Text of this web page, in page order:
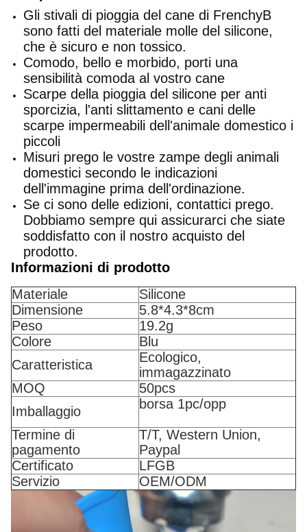
Gli stivali di pioggia del cane di FrenchyB
sono fatti del materiale molle del silicone,
che è sicuro e non tossico.
Comodo, bello e morbido, porti una
sensibilità comoda al vostro cane
Scarpe della pioggia del silicone per anti
sporcizia, l'anti slittamento e cani delle
scarpe impermeabili dell'animale domestico i
piccoli
Misuri prego le vostre zampe degli animali
domestici secondo le indicazioni
dell'immagine prima dell'ordinazione.
Se ci sono delle edizioni, contattici prego.
Dobbiamo sempre qui assicurarci che siate
soddisfatto con il nostro acquisto del
prodotto.
Informazioni di prodotto
Materiale
Silicone
Dimensione
5.8*4.3*8cm
Peso
19.2g
Colore
Blu
Caratteristica
Ecologico,
immagazzinato
MOQ
50pcs
Imballaggio
borsa 1pc/opp
Termine di
pagamento
T/T, Western Union,
Paypal
Certificato
LFGB
Servizio
OEM/ODM